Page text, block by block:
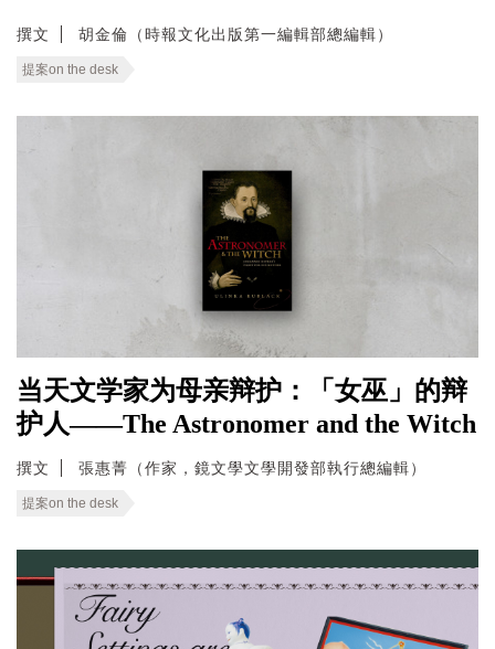
撰文 胡金倫（時報文化出版第一編輯部總編輯）
提案on the desk
当天文学家为母亲辩护：「女巫」的辩
护人——The Astronomer and the Witch
撰文 張惠菁（作家，鏡文學文學開發部執行總編輯）
提案on the desk